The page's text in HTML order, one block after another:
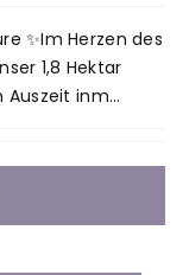
✨Im Herzen des
1,8 Hektar
inm...